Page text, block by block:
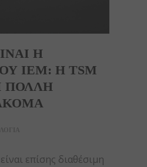
Η
IEM: Η TSM
ΠΟΛΛΗ
επίσης διαθέσιμη